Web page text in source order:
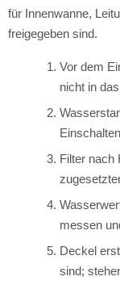
für Innenwanne,
freigegeben sind.
Vor dem
nicht in
Filter nach
messen
Deckel
sind;